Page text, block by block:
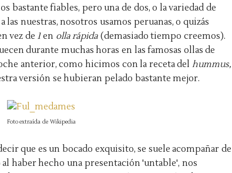
bastante fiables, pero una de dos, o la variedad de
nuestras, nosotros usamos peruanas, o quizás
vez de 1en olla rápida (demasiado tiempo creemos).
durante muchas horas en las famosas ollas de
anterior, como hicimos con la receta del hummus,
versión se hubieran pelado bastante mejor.
Foto extraída de Wikipedia
que es un bocado exquisito, se suele acompañar de
al haber hecho una presentación 'untable', nos